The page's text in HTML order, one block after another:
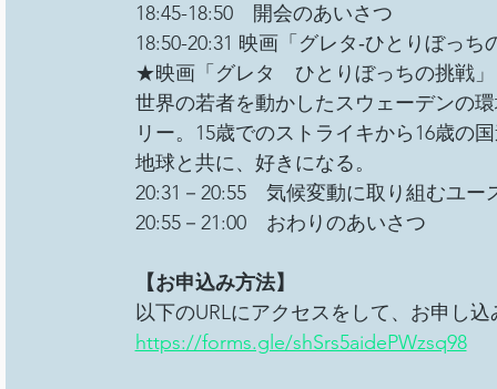
18:45-18:50　開会のあいさつ
18:50-20:31 映画「グレタ‐ひとりぼっち
★映画「グレタ　ひとりぼっちの挑戦」
世界の若者を動かしたスウェーデンの
リー。15歳でのストライキから16歳の
地球と共に、好きになる。
20:31－20:55　気候変動に取り組むユ
20:55－21:00　おわりのあいさつ
【お申込み方法】
以下のURLにアクセスをして、お申し
https://forms.gle/shSrs5aidePWzsq98